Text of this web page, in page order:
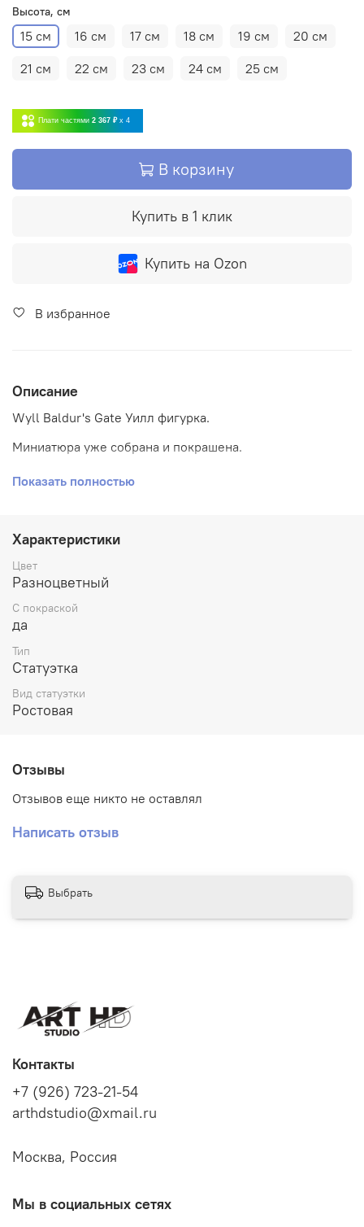
Высота, см
15 см 16 см 17 см 18 см 19 см
20 см
21 см
22 см 23 см 24 см 25 см
Плати частями 2 367 ₽ x 4
В корзину
Купить в 1 клик
Купить на Ozon
В избранное
Описание
Wyll Baldur's Gate Уилл фигурка.
Миниатюра уже собрана и покрашена.
Статуэтка выполнена из фотополимерной смолы
Высота фигурки указана общая, до макушки головы.
Миниатюра станет прекрасным и необычным подарком
на День рождения или Новый год, а также любой
другой праздник или вовсе без повода.
Автор модели -Bulkamancer
Показать полностью
Характеристики
Цвет
Разноцветный
С покраской
да
Тип
Статуэтка
Вид статуэтки
Ростовая
Отзывы
Отзывов еще никто не оставлял
Написать отзыв
Выбрать
Контакты
+7 (926) 723-21-54
arthdstudio@xmail.ru
Москва, Россия
Мы в социальных сетях